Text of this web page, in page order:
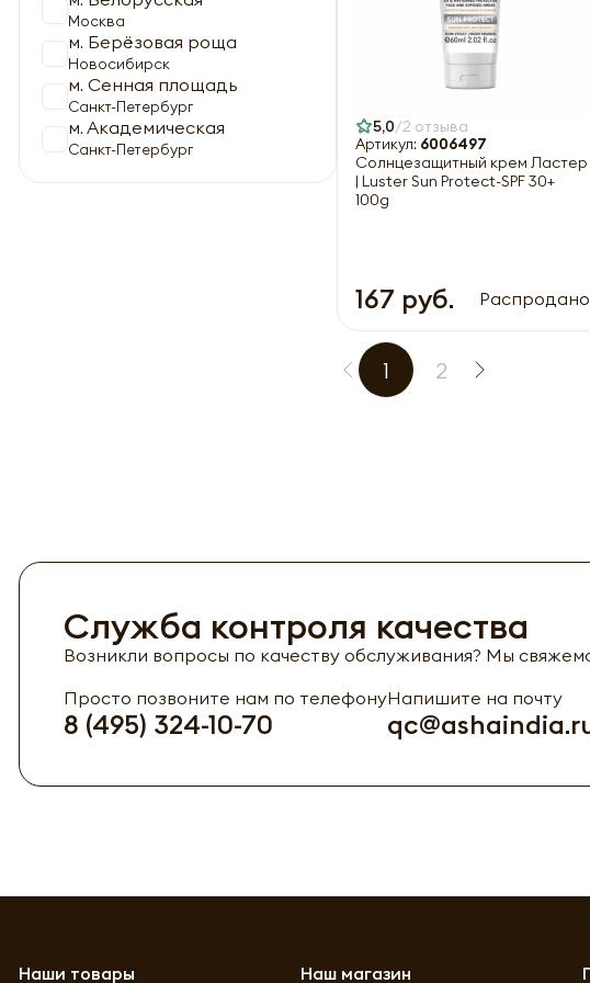
Москва
м. Берёзовая роща
Новосибирск
м. Сенная площадь
Санкт-Петербург
м. Академическая
Санкт-Петербург
5,0 2 отзыва
Артикул: 6006497
Солнцезащитный крем Ластер
| Luster Sun Protect-SPF 30+
100g
167 руб. Распродано
1 2
Служба контроля качества
Возникли вопросы по качеству обслуживания? Мы
Просто позвоните нам по телефону
8 (495) 324-10-70
Напишите на почту
Наши товары Наш магазин